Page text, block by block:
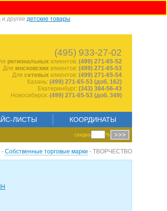
и другие детские товары.
(495) 933-27-02
региональных клиентов: (499) 271-65-52
Для московских клиентов: (499) 271-65-53
Для сетевых клиентов: (499) 271-65-54
Казань: (499) 271-65-53 (доб. 162)
Екатеринбург: (343) 384-56-43
Новосибирск: (499) 271-65-53 (доб. 349)
ЛИСТЫ КООРДИНАТЫ
скидка %
- Собственные торговые марки - ТВОРЧЕСТВО